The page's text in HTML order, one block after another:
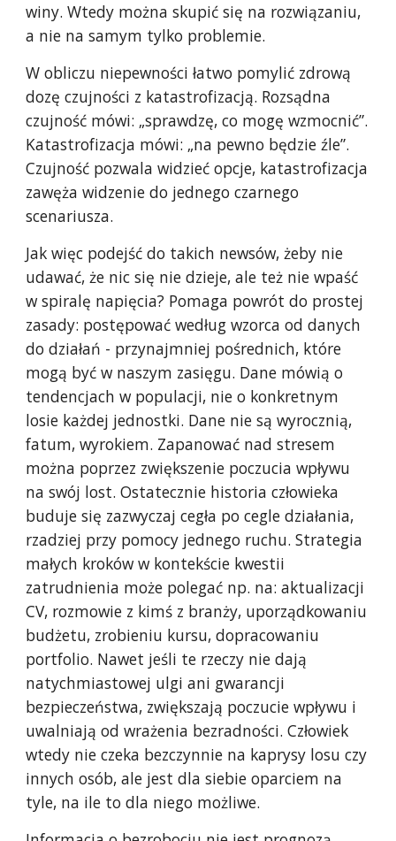
winy. Wtedy można skupić się na rozwiązaniu,
a nie na samym tylko problemie.
W obliczu niepewności łatwo pomylić zdrową
dozę czujności z katastrofizacją. Rozsądna
czujność mówi: „sprawdzę, co mogę wzmocnić”.
Katastrofizacja mówi: „na pewno będzie źle”.
Czujność pozwala widzieć opcje, katastrofizacja
zawęża widzenie do jednego czarnego
scenariusza.
Jak więc podejść do takich newsów, żeby nie
udawać, że nic się nie dzieje, ale też nie wpaść
w spiralę napięcia? Pomaga powrót do prostej
zasady: postępować według wzorca od danych
do działań - przynajmniej pośrednich, które
mogą być w naszym zasięgu. Dane mówią o
tendencjach w populacji, nie o konkretnym
losie każdej jednostki. Dane nie są wyrocznią,
fatum, wyrokiem. Zapanować nad stresem
można poprzez zwiększenie poczucia wpływu
na swój lost. Ostatecznie historia człowieka
buduje się zazwyczaj cegła po cegle działania,
rzadziej przy pomocy jednego ruchu. Strategia
małych kroków w kontekście kwestii
zatrudnienia może polegać np. na: aktualizacji
CV, rozmowie z kimś z branży, uporządkowaniu
budżetu, zrobieniu kursu, dopracowaniu
portfolio. Nawet jeśli te rzeczy nie dają
natychmiastowej ulgi ani gwarancji
bezpieczeństwa, zwiększają poczucie wpływu i
uwalniają od wrażenia bezradności. Człowiek
wtedy nie czeka bezczynnie na kaprysy losu czy
innych osób, ale jest dla siebie oparciem na
tyle, na ile to dla niego możliwe.